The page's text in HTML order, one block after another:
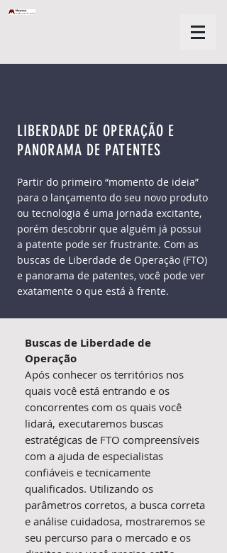
LIBERDADE DE OPERAÇÃO E
PANORAMA DE PATENTES
Partir do primeiro “momento de ideia”
para o lançamento do seu novo produto
ou tecnologia é uma jornada excitante,
porém descobrir que alguém já possui
a patente pode ser frustrante. Com as
buscas de Liberdade de Operação (FTO)
e panorama de patentes, você pode ver
exatamente o que está à frente.
Buscas de Liberdade de
Operação
Após conhecer os territórios nos
quais você está entrando e os
concorrentes com os quais você
lidará, executaremos buscas
estratégicas de FTO compreensíveis
com a ajuda de especialistas
confiáveis e tecnicamente
qualificados. Utilizando os
parâmetros corretos, a busca correta
e análise cuidadosa, mostraremos se
seu percurso para o mercado e os